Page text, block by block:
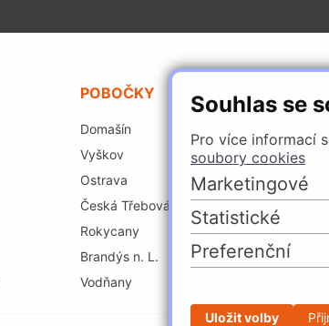
Souhlas se
Pro více informací
soubory cookies
Marketingové
Statistické
Preferenční
Uložit volby
POBOČKY
Domašín
Vyškov
Ostrava
Česká Třebová
Rokycany
Brandýs n. L.
Vodňany